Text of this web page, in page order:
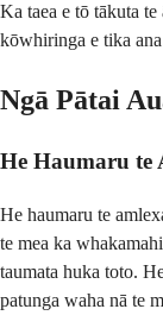
Ka taea e tō tākuta
kōwhiringa e tika
Ngā Pātai
He Haumaru te
He haumaru te
te mea ka
taumata huka toto.
patunga waha nā te